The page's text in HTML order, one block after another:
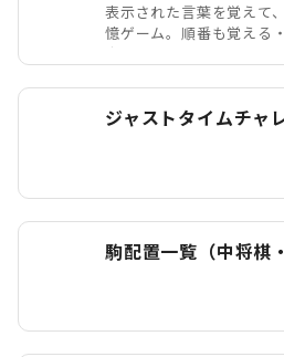
表示された言葉を覚えて
憶ゲーム。順番も覚える
定を変えて練習できます。
ジャストタイムチャ
駒配置一覧（中将棋